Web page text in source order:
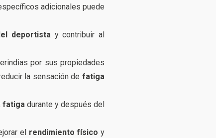
adicionales puede
deportistay contribuir al
por sus propiedades
la sensación de fatiga
fatigadurante y después del
el rendimiento físico y